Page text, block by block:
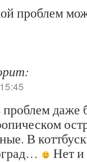
проблем
проблем даже
В
Нет и